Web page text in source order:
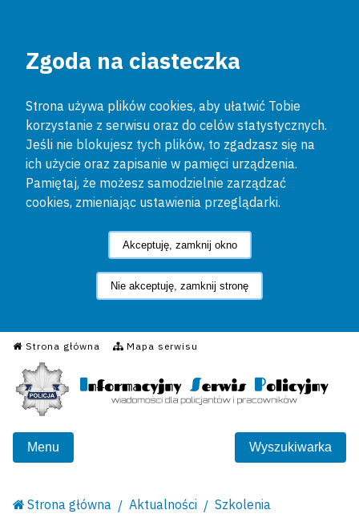
Zgoda na ciasteczka
Strona używa plików cookies, aby ułatwić Tobie
korzystanie z serwisu oraz do celów statystycznych.
Jeśli nie blokujesz tych plików, to zgadzasz się na
ich użycie oraz zapisanie w pamięci urządzenia.
Pamiętaj, że możesz samodzielnie zarządzać
cookies, zmieniając ustawienia przeglądarki.
Akceptuję, zamknij okno
Nie akceptuję, zamknij stronę
Strona główna Mapa serwisu
Informacyjny Serwis
Menu Wyszukiwarka
Strona główna Aktualności Szkolenia